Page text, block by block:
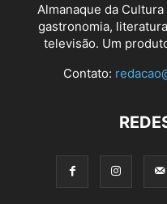
Almanaque da
gastronomia,
televisão. Um
Contato: